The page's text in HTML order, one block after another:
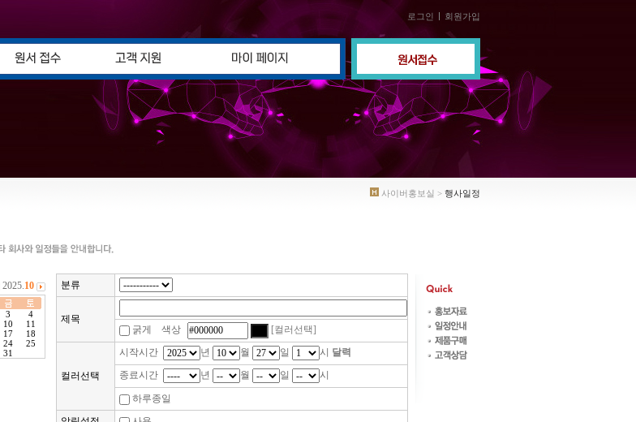
로그인 회원가입
사이버홍보실 > 행사일정
분류
제목
굵게 색상
[컬러선택]
컬러선택
시작시간 년 월 일 시 달력
종료시간
년 월 일 시
하루종일